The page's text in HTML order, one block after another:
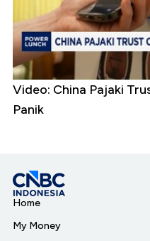
Video: China Pajaki
Panik
Home
My Money